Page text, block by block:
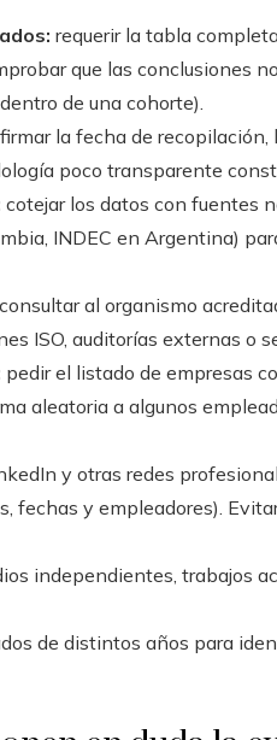
requerir la tabla
que las conclusiones
de una cohorte).
la fecha de
poco transparente
cotejar los datos con fuentes
INDEC en Argentina)
consultar al organismo
ISO, auditorías externas o
pedir el listado de empresas
aleatoria a algunos
y otras redes
fechas y empleadores).
independientes, trabajos
de distintos años para